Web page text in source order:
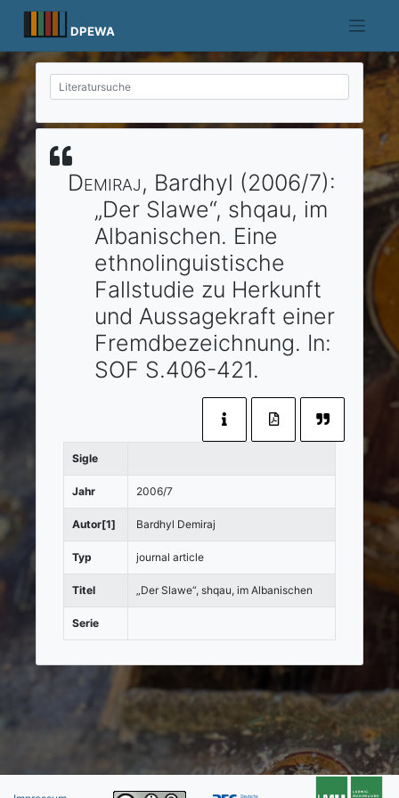
content
DPEWA
Demiraj, Bardhyl (2006/7):
„Der Slawe“, shqau, im
Albanischen. Eine
ethnolinguistische
Fallstudie zu Herkunft
und Aussagekraft einer
Fremdbezeichnung. In:
SOF S.406-421.
Sigle
Jahr 2006/7
Autor[1] Bardhyl Demiraj
Typ journal article
Titel „Der Slawe“, shqau, im Albanischen
Serie